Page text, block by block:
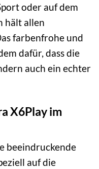
oder auf dem
hält allen
farbenfrohe und
dafür, dass die
auch ein echter
X6Play im
beeindruckende
auf die